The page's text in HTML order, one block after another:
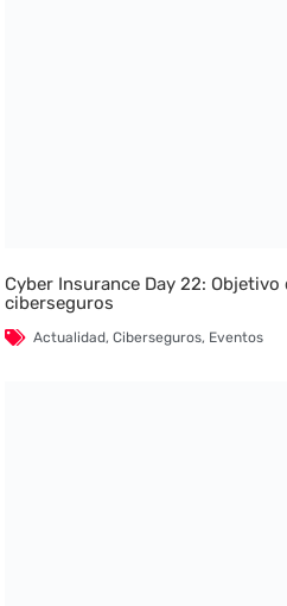
Cyber Insurance Day 22:
ciberseguros
Actualidad,Ciberseguros, Eventos